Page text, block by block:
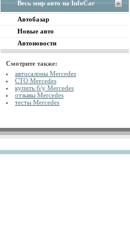
Весь мир авто на InfoCar
Автобазар
Новые авто
Автоновости
Смотрите также:
автосалоны Mercedes
СТО Mercedes
купить б/у Mercedes
отзывы Mercedes
тесты Mercedes